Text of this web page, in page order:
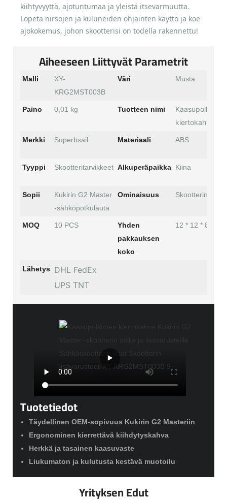
kiihtyvyyttä, ajotuntumaa ja yleistä itsevarmuutta.
Lopeta nirsojen ja kuluneiden ohjainten käyttö ja koe
ajokokemus, johon skootterisi on todella rakennettu!
Aiheeseen Liittyvät Parametrit
Malli
XY-
KRG2MST003B
Väri Musta
Paino 0,01 kg Tuotteen nimi
Kaasupolkimen
kiertokahva
Merkki Superbsail Materiaali ABS
Tyyppi Skootteritarvikkeet Alkuperäpaikka Kiina
Sopii
Kukirin G2 Master
-sähköpotkulauta
Ominaisuus Skootterin osat
MOQ 10 PCS
Yhden
pakkauksen
koko
12 * 12 * 8 cm
Lähetys DHL FedEx
UPS TNT
Tuotetiedot
Täydellinen OEM-sopivuus Kukirin G2 Masteriin
Ergonominen kierrettävä kiihdytyskahva
Herkkä ja tasainen kaasuvaste
Liukumaton ja kulutusta kestävä muotoilu
Yrityksen Edut